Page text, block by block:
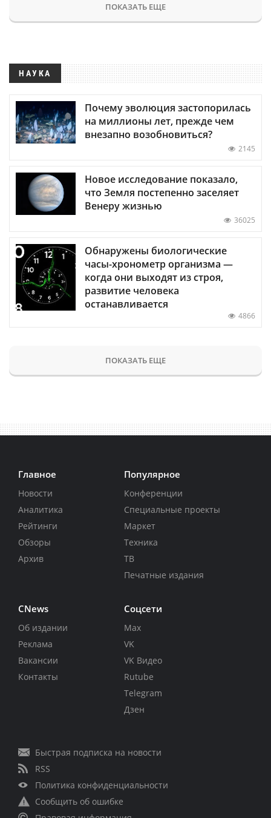
ПОКАЗАТЬ ЕЩЕ
НАУКА
Почему эволюция застопорилась
на миллионы лет, прежде чем
внезапно возобновиться?
2145
Новое исследование показало,
что Земля постепенно заселяет
Венеру жизнью
36025
Обнаружены биологические
часы-хронометр организма —
когда они выходят из строя,
развитие человека
останавливается
4866
ПОКАЗАТЬ ЕЩЕ
Главное
Новости
Аналитика
Рейтинги
Обзоры
Архив
Популярное
Конференции
Специальные проекты
Маркет
Техника
ТВ
Печатные издания
CNews
Об издании
Реклама
Вакансии
Контакты
Соцсети
Max
VK
VK Видео
Rutube
Telegram
Дзен
Быстрая подписка на новости
RSS
Политика конфиденциальности
Сообщить об ошибке